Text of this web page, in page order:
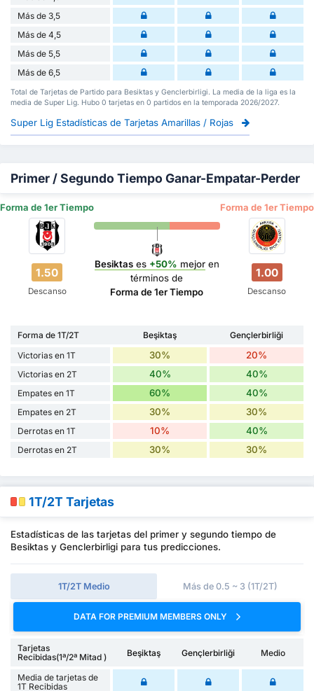
Más de 3,5
Más de 4,5
Más de 5,5
Más de 6,5
Total de Tarjetas de Partido para Besiktas y Genclerbirligi. La media de la liga es la
media de Super Lig. Hubo 0 tarjetas en 0 partidos en la temporada 2026/2027.
Super Lig Estadísticas de Tarjetas Amarillas / Rojas
Primer / Segundo Tiempo Ganar-Empatar-Perder
Forma de 1er Tiempo Forma de 1er Tiempo
1.50
Descanso
Besiktases +50% mejoren
términos de
Forma de 1er Tiempo
1.00
Descanso
Forma de 1T/2T Beşiktaş
Gençlerbirliği
Victorias en 1T
30% 20%
Victorias en 2T 40% 40%
Empates en 1T 60% 40%
Empates en 2T 30% 30%
Derrotas en 1T 10% 40%
Derrotas en 2T 30% 30%
1T/2T Tarjetas
Estadísticas de las tarjetas del primer y segundo tiempo de
Besiktas y Genclerbirligi para tus predicciones.
1T/2T Medio Más de 0.5 ~ 3 (1T/2T)
DATA FOR PREMIUM MEMBERS ONLY
Tarjetas
Recibidas(1ª/2ª Mitad )
Beşiktaş Gençlerbirliği Medio
Media de tarjetas de
1T Recibidas